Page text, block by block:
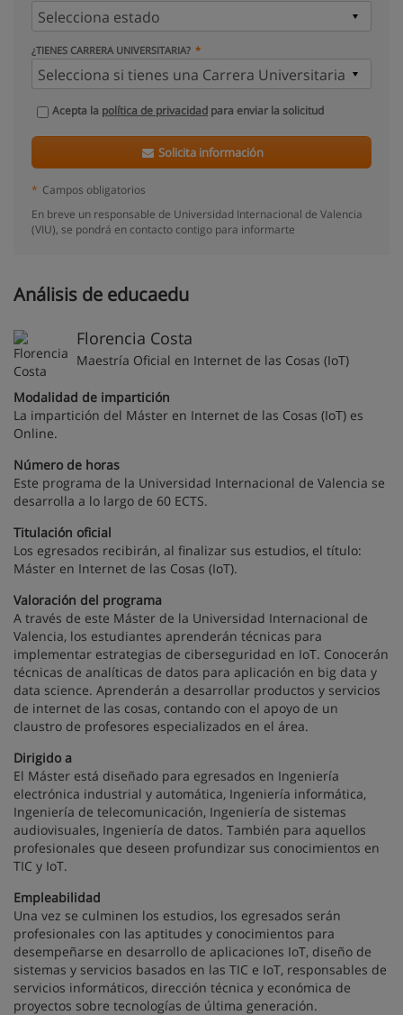
¿TIENES CARRERA UNIVERSITARIA?
Acepta la política de privacidad para enviar la solicitud
Solicita información
* Campos obligatorios
En breve un responsable de Universidad Internacional de Valencia
(VIU), se pondrá en contacto contigo para informarte
Análisis de educaedu
Florencia Costa
Maestría Oficial en Internet de las Cosas (IoT)
Modalidad de impartición
La impartición del Máster en Internet de las Cosas (IoT) es
Online.
Número de horas
Este programa de la Universidad Internacional de Valencia se
desarrolla a lo largo de 60 ECTS.
Titulación oficial
Los egresados recibirán, al finalizar sus estudios, el título:
Máster en Internet de las Cosas (IoT).
Valoración del programa
A través de este Máster de la Universidad Internacional de
Valencia, los estudiantes aprenderán técnicas para
implementar estrategias de ciberseguridad en IoT. Conocerán
técnicas de analíticas de datos para aplicación en big data y
data science. Aprenderán a desarrollar productos y servicios
de internet de las cosas, contando con el apoyo de un
claustro de profesores especializados en el área.
Dirigido a
El Máster está diseñado para egresados en Ingeniería
electrónica industrial y automática, Ingeniería informática,
Ingeniería de telecomunicación, Ingeniería de sistemas
audiovisuales, Ingeniería de datos. También para aquellos
profesionales que deseen profundizar sus conocimientos en
TIC y IoT.
Empleabilidad
Una vez se culminen los estudios, los egresados serán
profesionales con las aptitudes y conocimientos para
desempeñarse en desarrollo de aplicaciones IoT, diseño de
sistemas y servicios basados en las TIC e IoT, responsables de
servicios informáticos, dirección técnica y económica de
proyectos sobre tecnologías de última generación.